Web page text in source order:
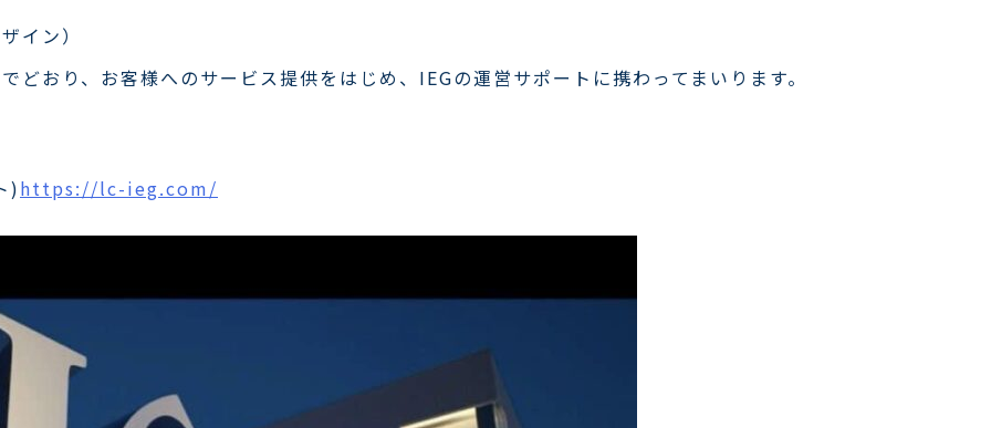
イン）
おり、お客様へのサービス提供をはじめ、IEGの運営サポートに携わってまいります。
)https://lc-ieg.com/